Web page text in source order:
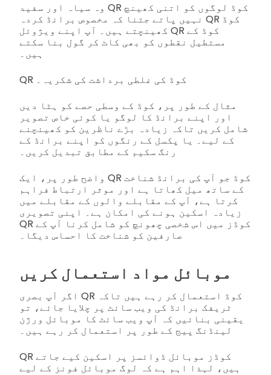
وہ سیاہ اور سفید QR کوڈ لوگوں کو اتنی کھینچ
نہیں پاتے جتنا کہ مخصوص برانڈ کردہ QR کوڈ
کھینچتے ہیں۔ آپ اپنے ویژوئل QR کوڈ کے
مستطیل نقطوں کو بھی کاٹ کر گول بنا سکتے
ہیں۔
QR کوڈ کی غلطی برداشت کی شکریہ۔
مثال کے طور پر، کوڈ کے وسطی حصے کو ہٹا دیں
اور اپنے برانڈ کا لوگو یا کوئی خاص تصویر
شامل کریں تاکہ زیادہ بڑے ناظرین کو کھینچنے
کے لیے۔ یا پکسل کے رنگوں کو اپنے برانڈ کے
رنگ سکیم کے مطابق تبدیل کریں۔
واضح طور پر، ایک QR کوڈ جو آپ کی برانڈ شناخت
کے ساتھ میل کھاتا ہے اور موثر ارتباط فراہم
کرتا ہے، آپ کے مقابلے والوں کے مقابلے میں
زیادہ اسکین ہونے کی امکان ہے۔ اپنی تصویری
QR کوڈز میں اس شخصی چھونچ کو شامل کرنا آپ کے
صارفین کو شناخت کا احساس دیگا۔
موبائل مواد استعمال کریں
اگر آپ بصری QR کوڈ استعمال کر رہے ہیں تاکہ
ٹریفک برانڈ کی ویب سائٹ پر چلایا جائے، تو
یقینی بنائیں کہ آپ ویب سائٹ کا موبائل ورژن
لینڈنگ پیج کے طور پر استعمال کر رہے ہیں۔
QR کوڈز موبائل ڈوائسز پر اسکین کیے جاتے
ہیں، لہذا اہم ہے کہ لوگ موبائل فونز کے لیے